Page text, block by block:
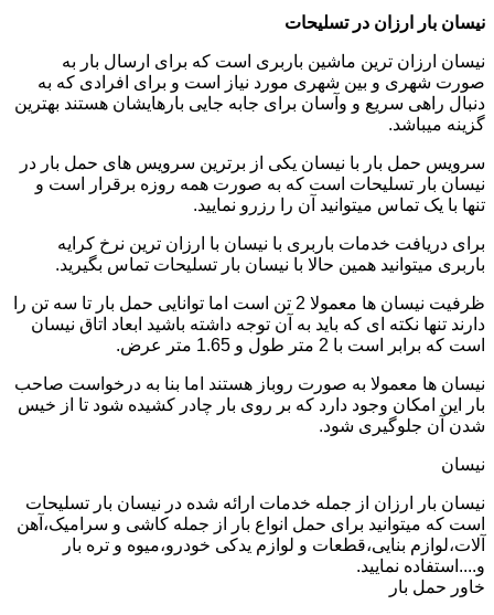
نیسان بار ارزان در تسلیحات
نیسان ارزان ترین ماشین باربری است که برای ارسال بار به
صورت شهری و بین شهری مورد نیاز است و برای افرادی که به
دنبال راهی سریع و وآسان برای جابه جایی بارهایشان هستند بهترین
گزینه میباشد.
سرویس حمل بار با نیسان یکی از برترین سرویس های حمل بار در
نیسان بار تسلیحات است که به صورت همه روزه برقرار است و
تنها با یک تماس میتوانید آن را رزرو نمایید.
برای دریافت خدمات باربری با نیسان با ارزان ترین نرخ کرایه
باربری میتوانید همین حالا با نیسان بار تسلیحات تماس بگیرید.
ظرفیت نیسان ها معمولا 2 تن است اما توانایی حمل بار تا سه تن را
دارند تنها نکته ای که باید به آن توجه داشته باشید ابعاد اتاق نیسان
است که برابر است با 2 متر طول و 1.65 متر عرض.
نیسان ها معمولا به صورت روباز هستند اما بنا به درخواست صاحب
بار این امکان وجود دارد که بر روی بار چادر کشیده شود تا از خیس
شدن آن جلوگیری شود.
نیسان
نیسان بار ارزان از جمله خدمات ارائه شده در نیسان بار تسلیحات
است که میتوانید برای حمل انواع بار از جمله کاشی و سرامیک،آهن
آلات،لوازم بنایی،قطعات و لوازم یدکی خودرو،میوه و تره بار
و....استفاده نمایید.
خاور حمل بار